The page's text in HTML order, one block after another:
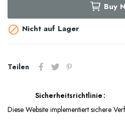
Buy
 Nicht auf Lager
Teilen
Sicherheitsrichtlinie
Diese Website implementiert sichere